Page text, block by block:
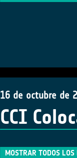
16 de octubre de
CCI
MOSTRAR TODOS